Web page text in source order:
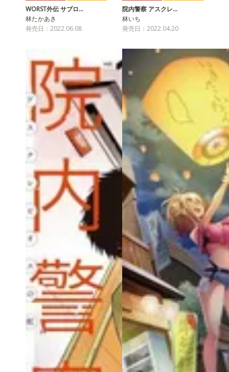
WORST外伝 サブロ…
林たかあき
発売日：2022.06.08
院内警察 アスクレ…
林いち
発売日：2022.04.20